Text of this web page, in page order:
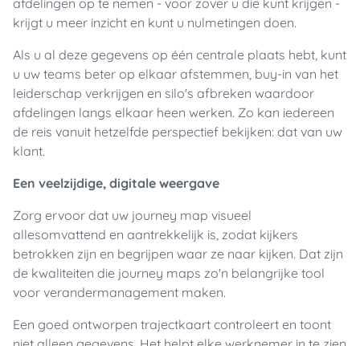
afdelingen op te nemen - voor zover u die kunt krijgen -
krijgt u meer inzicht en kunt u nulmetingen doen.
Als u al deze gegevens op één centrale plaats hebt, kunt
u uw teams beter op elkaar afstemmen, buy-in van het
leiderschap verkrijgen en silo's afbreken waardoor
afdelingen langs elkaar heen werken. Zo kan iedereen
de reis vanuit hetzelfde perspectief bekijken: dat van uw
klant.
Een veelzijdige, digitale weergave
Zorg ervoor dat uw journey map visueel
allesomvattend en aantrekkelijk is, zodat kijkers
betrokken zijn en begrijpen waar ze naar kijken. Dat zijn
de kwaliteiten die journey maps zo'n belangrijke tool
voor verandermanagement maken.
Een goed ontworpen trajectkaart controleert en toont